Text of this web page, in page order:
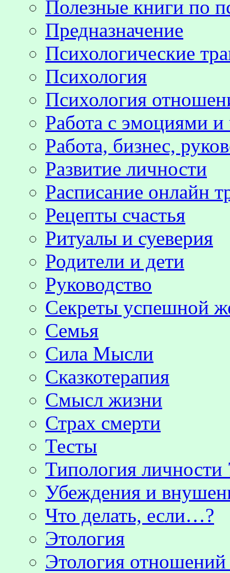
Полезные книги по
Предназначение
Психологические
Психология
Психология
Работа с эмоциями и
Работа, бизнес,
Развитие личности
Расписание онлайн
Рецепты счастья
Ритуалы и суеверия
Родители и дети
Руководство
Секреты успешной
Семья
Сила Мысли
Сказкотерапия
Смысл жизни
Страх смерти
Тесты
Типология личности
Убеждения и
Что делать, если…?
Этология
Этология